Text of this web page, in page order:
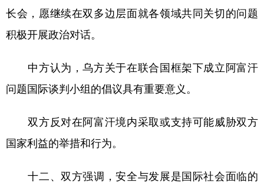
长会，愿继续在双多边层面就各领域共同关切的问题
积极开展政治对话。
中方认为，乌方关于在联合国框架下成立阿富汗
问题国际谈判小组的倡议具有重要意义。
双方反对在阿富汗境内采取或支持可能威胁双方
国家利益的举措和行为。
十二、双方强调，安全与发展是国际社会面临的